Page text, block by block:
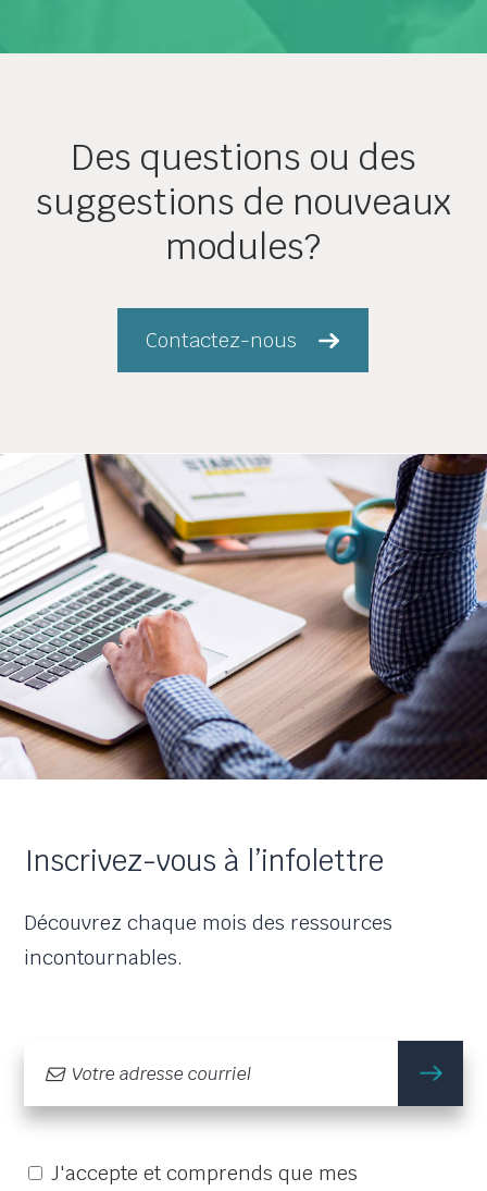
Des questions ou des
suggestions de nouveaux
modules?
Contactez-nous
Inscrivez-vous à l’infolettre
Découvrez chaque mois des ressources
incontournables.
J'accepte et comprends que mes